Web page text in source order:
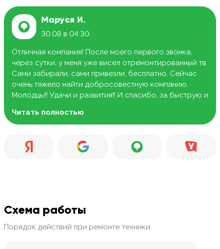
Маруся И.
30.08 в 04:30
Отличная компания! После моего первого звонка,
через сутки, у меня уже висел отремонтированный тв.
Сами забирали, сами привезли, бесплатно. Сейчас
очень тяжело найти добросовестную компанию.
Молодцы!! Удачи и развития!! И спасибо, за быструю и
Читать полностью
Схема работы
Порядок действий при ремонте техники